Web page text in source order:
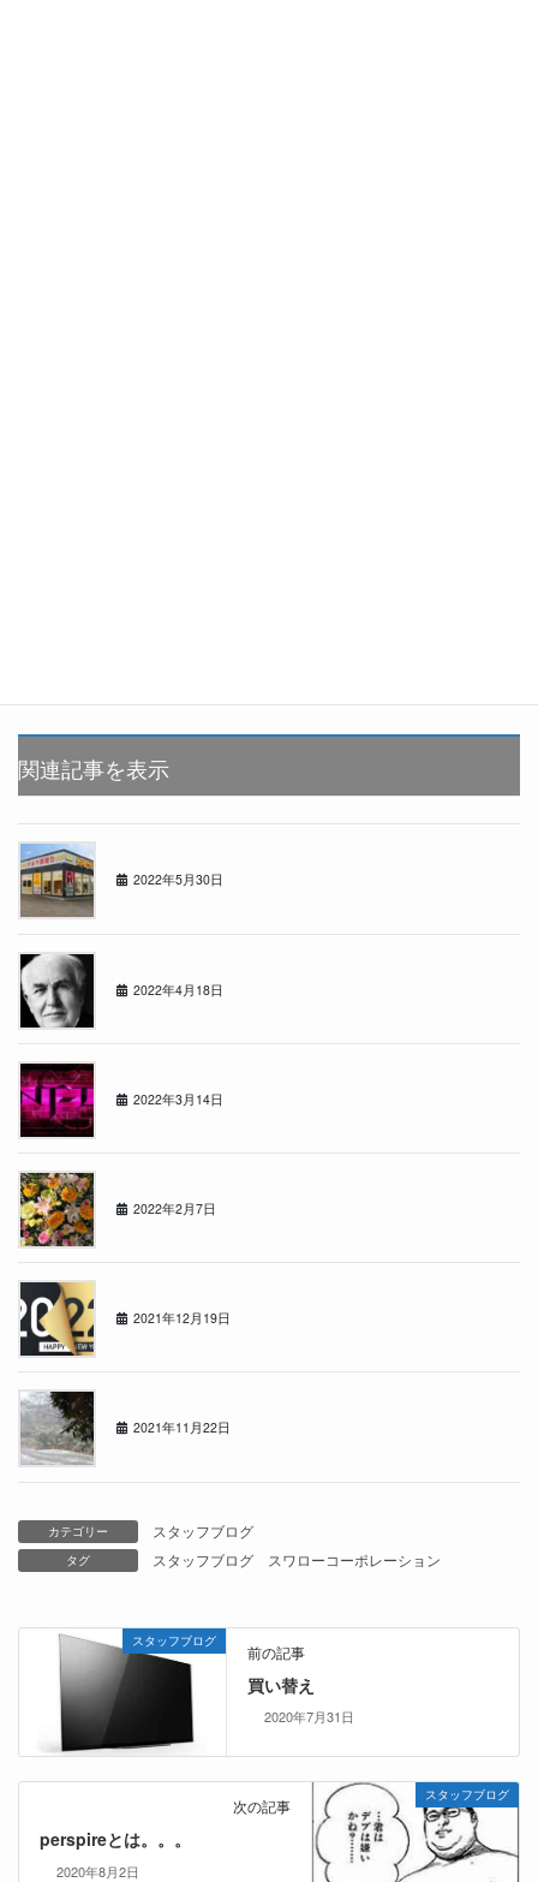
関連記事を表示
2022年5月30日
2022年4月18日
2022年3月14日
2022年2月7日
2021年12月19日
2021年11月22日
カテゴリー スタッフブログ
タグ スタッフブログ スワローコーポレーション
スタッフブログ
前の記事
買い替え
2020年7月31日
スタッフブログ
次の記事
perspireとは。。。
2020年8月2日